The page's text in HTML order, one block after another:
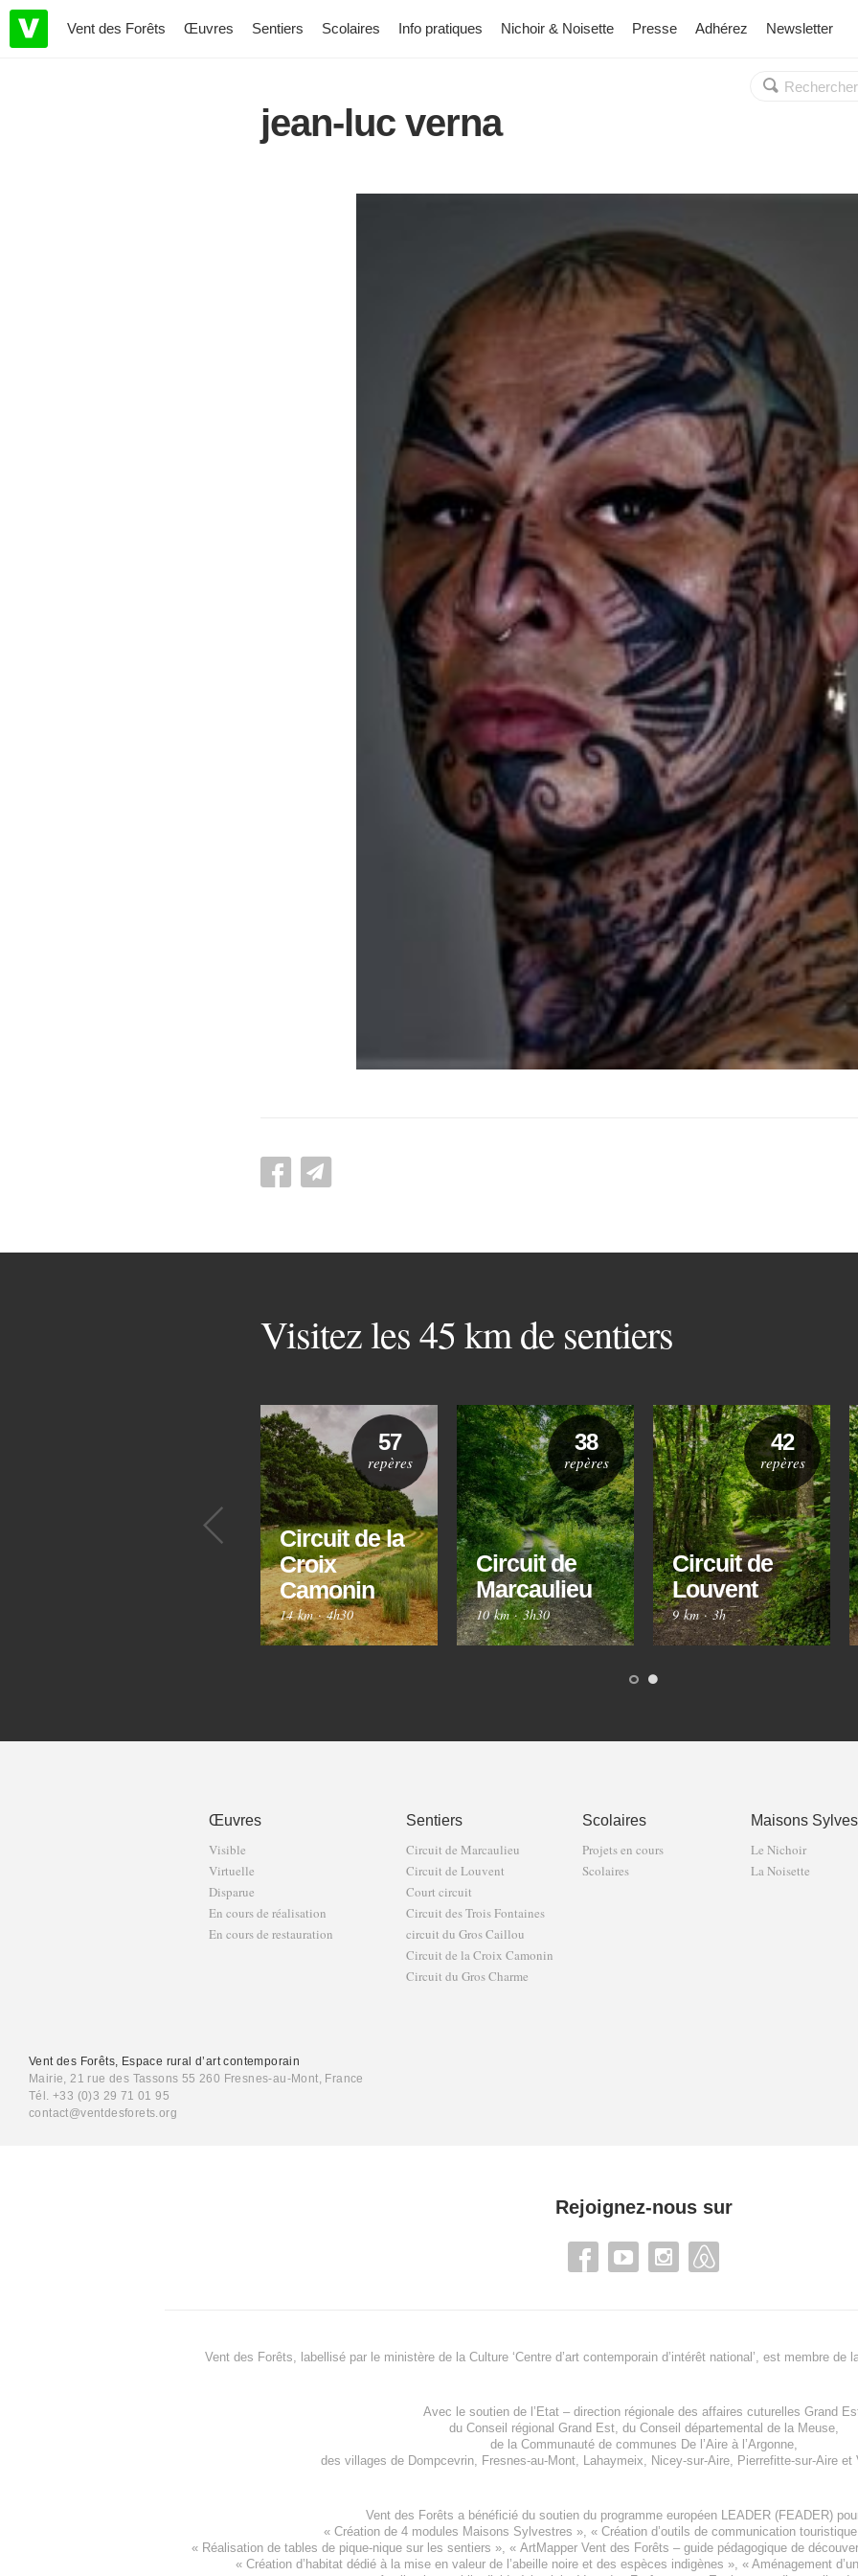
Vent des Forêts Œuvres Sentiers Scolaires Info pratiques Nichoir & Noisette Presse Adhérez Newsletter
Rechercher :
OK
jean-luc verna
Visitez les 45 km de sentiers
Précédent
Circuit de la
Croix
Camonin
14 km·4h30
57
repères
Circuit de
Marcaulieu
10 km·3h30
38
repères
Circuit de
Louvent
9 km·3h
42
repères
Œuvres
Visible
Virtuelle
Disparue
En cours de réalisation
En cours de restauration
Sentiers
Circuit de Marcaulieu
Circuit de Louvent
Court circuit
Circuit des Trois Fontaines
circuit du Gros Caillou
Circuit de la Croix Camonin
Circuit du Gros Charme
Scolaires
Projets en cours
Scolaires
Maisons
Le Nichoir
La Noisette
Vent des Forêts, Espace rural d’art contemporain
Mairie, 21 rue des Tassons 55 260 Fresnes-au-Mont, France
Tél. +33 (0)3 29 71 01 95
contact@ventdesforets.org
Rejoignez-nous sur
Vent des Forêts, labellisé par le ministère de la Culture ‘Centre d’art contemporain d’intérêt national’, est membre de
Avec le soutien de l’ Etat – direction régionale des affaires cuturelles Grand
du Conseil régional Grand Est, du Conseil départemental de la Meuse,
de la Communauté de communes De l’Aire à l’Argonne,
des villages de Dompcevrin, Fresnes-au-Mont, Lahaymeix, Nicey-sur-Aire, Pierrefitte-sur-Aireet
Vent des Forêts a bénéficié du soutien du programme européen LEADER (FEADER)
« Création de 4 modules Maisons Sylvestres », « Création d’outils de communication
« Réalisation de tables de pique-nique sur les sentiers », « ArtMapper Vent des Forêts – guide pédagogique de
« Création d’habitat dédié à la mise en valeur de l’abeille noire et des espèces indigènes », « Aménagement